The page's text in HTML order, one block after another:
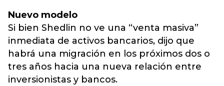
Nuevo modelo
Si bien Shedlin no ve una “venta masiva”
inmediata de activos bancarios, dijo que
habrá una migración en los próximos dos o
tres años hacia una nueva relación entre
inversionistas y bancos.